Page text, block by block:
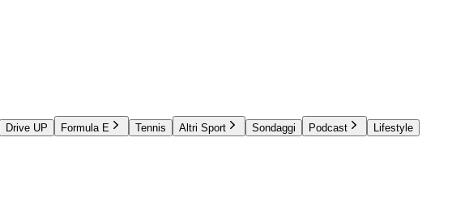
Drive UP Formula E Tennis Altri Sport Sondaggi Podcast
Lifestyle